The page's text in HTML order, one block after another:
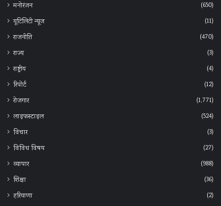
मनोरंजन
(650)
यूटिलिटी न्यूज
(11)
राजनीति
(470)
राज्य
(3)
राष्ट्रीय
(4)
रिपोर्ट
(12)
रोजगार
(1,771)
लाइफस्टाइल
(524)
विचार
(3)
विविध विषय
(27)
व्यापार
(988)
शिक्षा
(36)
हरियाणा
(2)